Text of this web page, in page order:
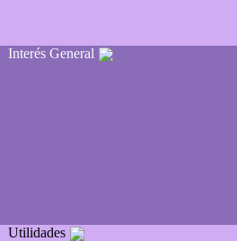
Interés General
Utilidades